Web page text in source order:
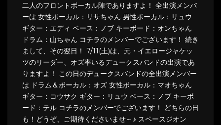
二人のフロントボーカル陣でありますよ！ 全出演メンバ
ーは 女性ボーカル：リサちゃん 男性ボーカル：リュウ
ギター：エディ ベース：ノブ キーボード：オンちゃん
ドラム：山ちゃん コチラのメンバーでございます！ 続き
まして、その翌日！ 7/11(土)は、元・イエロージャケッ
ツのリーダー、オズ率いるデュークスバンドの出演であ
りますよ！ この日のデュークスバンドの全出演メンバー
は ドラム＆ボーカル：オズ 女性ボーカル：マオちゃん
ギター：コウサク ギター：リュウ ベース：ノブ キーボ
ード：テル コチラのメンバーでございます！ どちらの日
も！どうぞ、ご期待くださいませ～♪ スペースジオン